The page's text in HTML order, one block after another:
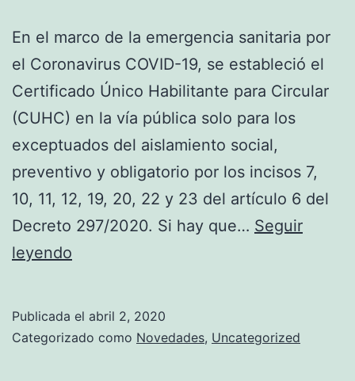
En el marco de la emergencia sanitaria por
el Coronavirus COVID-19, se estableció el
Certificado Único Habilitante para Circular
(CUHC) en la vía pública solo para los
exceptuados del aislamiento social,
preventivo y obligatorio por los incisos 7,
10, 11, 12, 19, 20, 22 y 23 del artículo 6 del
Decreto 297/2020. Si hay que… Seguir
leyendo
PARA
Publicada el abril 2, 2020
Categorizado como Novedades, Uncategorized